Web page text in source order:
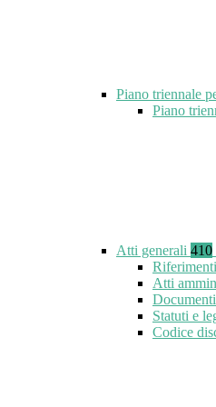
Piano triennale
Piano
Atti generali 410
Atti
Statuti e
Codice